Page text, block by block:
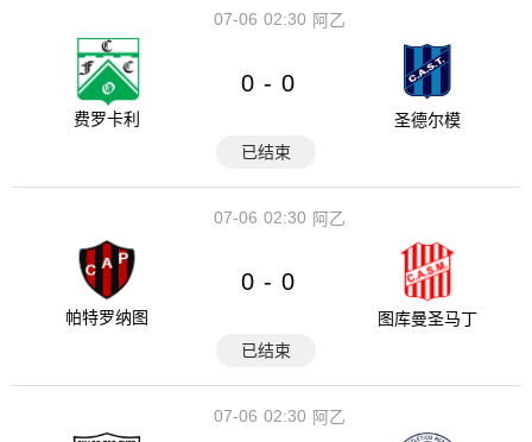
02:30
07-06 阿乙
费罗卡利
0 - 0
圣德尔模
已结束
02:30
07-06 阿乙
帕特罗纳图
0 - 0
图库曼圣马丁
已结束
02:30
07-06 阿乙